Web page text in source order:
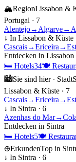
🏔RegionLissabon &
Portugal · 7
Alentejo→ Algarve→
↓ In Lissabon & Küste
Cascais→Ericeira →
Entdecken in
🛏 Hotels34🍽
🏙Sie sind hier · Stadt
Lissabon & Küste · 7
Cascais→Ericeira →
↓ In Sintra · 6
Azenhas do Mar→
Entdecken in Sintra
🛏 Hotels5🍽
⊕ErkundenTop in
↓ In Sintra · 6